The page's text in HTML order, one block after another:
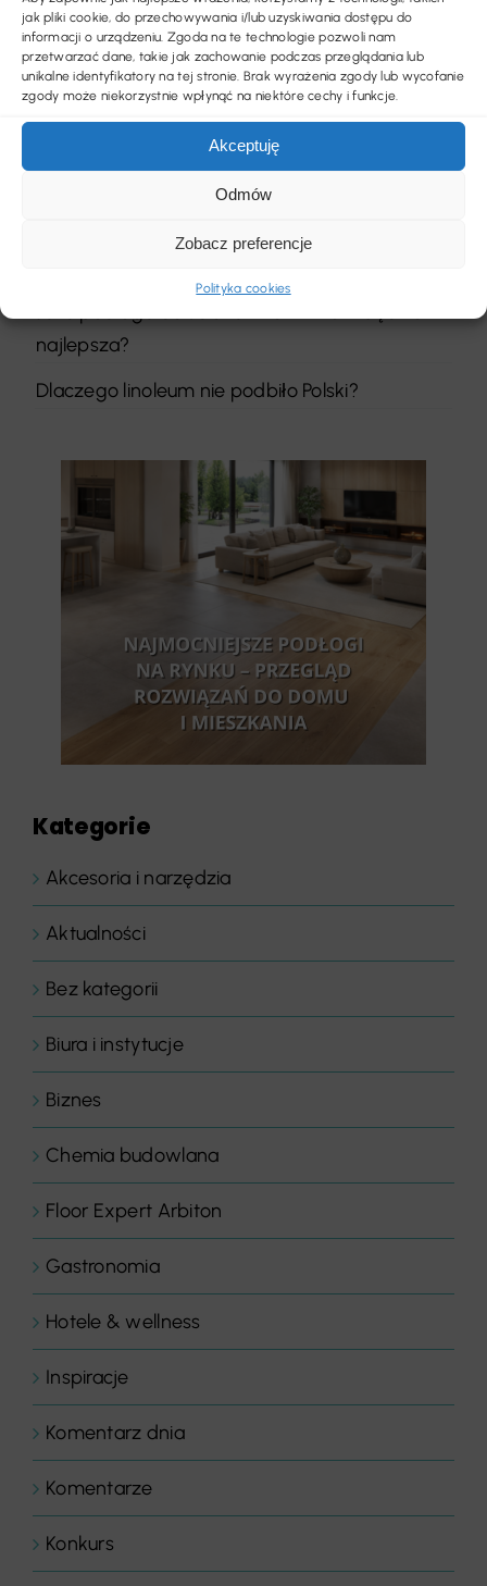
jak pliki cookie, do przechowywania i/lub uzyskiwania dostępu do
informacji o urządzeniu. Zgoda na te technologie pozwoli nam
przetwarzać dane, takie jak zachowanie podczas przeglądania lub
unikalne identyfikatory na tej stronie. Brak wyrażenia zgody lub wycofanie
zgody może niekorzystnie wpłynąć na niektóre cechy i funkcje.
Akceptuję
Odmów
Zobacz preferencje
Polityka cookies
Ostatnie wpisy
Międzynarodowe targi podłogowe – kalendarz
sierpień 2026
W jakich wnętrzach sprawdza się szara
Dane GUS dają powody do optymizmu, ale
najlepsza?
Dlaczego linoleum nie podbiło Polski?
Kategorie
Akcesoria i narzędzia
Aktualności
Bez kategorii
Biura i instytucje
Biznes
Chemia budowlana
Floor Expert Arbiton
Gastronomia
Hotele & wellness
Inspiracje
Komentarz dnia
Komentarze
Konkurs